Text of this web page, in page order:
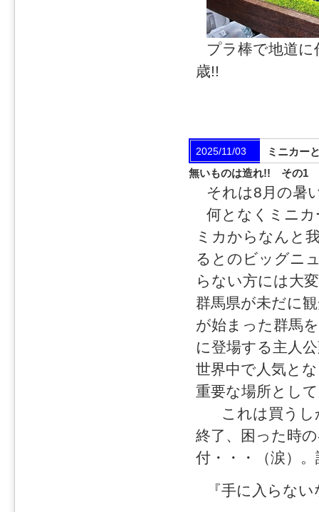
プラ棒で地道に
歳!!
2025/11/03
ミニカー
無いものは造れ!! その1
それは8月の暑
何となくミニ
ミカからなんと
るとのビッグニ
らない方には大
群馬県が未だに
が始まった群馬
に登場する主人
世界中で人気と
重要な場所とし
これは買うし
終了、困った時
付・・・（涙）
『手に入らな